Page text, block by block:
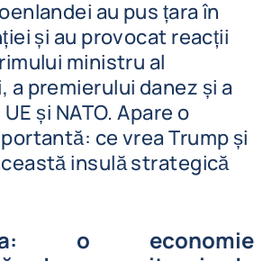
au pus țara în
și au provocat reacții
ministru al
a premierului danez și a
și NATO. Apare o
ce vrea Trump și
insulă strategică
o economie